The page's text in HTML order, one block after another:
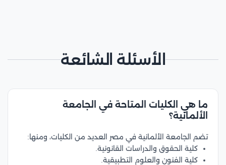
الأسئلة الشائعة
ما هي الكليات المتاحة في الجامعة
الألمانية؟
تضم الجامعة الألمانية في مصر العديد من الكليات، ومنها:
كلية الحقوق والدراسات القانونية.
كلية الفنون والعلوم التطبيقية.